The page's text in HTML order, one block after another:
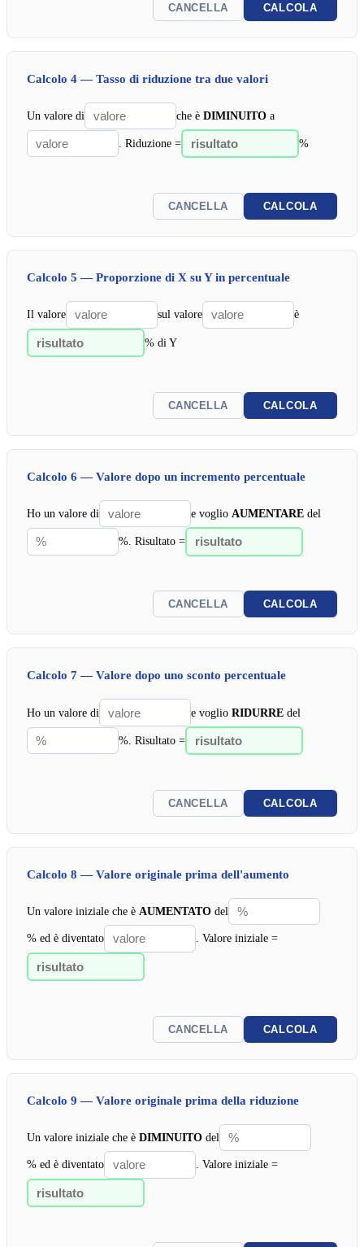
CANCELLA CALCOLA
Calcolo 4 — Tasso di riduzione tra due valori
Un valore di che è DIMINUITOa
. Riduzione = %
CANCELLA CALCOLA
Calcolo 5 — Proporzione di X su Y in percentuale
Il valore sul valore è
% di Y
CANCELLA CALCOLA
Calcolo 6 — Valore dopo un incremento percentuale
Ho un valore di e voglio AUMENTAREdel
%. Risultato =
CANCELLA CALCOLA
Calcolo 7 — Valore dopo uno sconto percentuale
Ho un valore di e voglio RIDURREdel
%. Risultato =
CANCELLA CALCOLA
Calcolo 8 — Valore originale prima dell'aumento
Un valore iniziale che è AUMENTATO del
% ed è diventato . Valore iniziale =
CANCELLA CALCOLA
Calcolo 9 — Valore originale prima della riduzione
Un valore iniziale che è DIMINUITO del
% ed è diventato . Valore iniziale =